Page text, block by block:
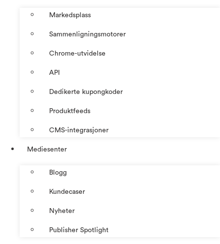
Markedsplass
Sammenligningsmotorer
Chrome-utvidelse
API
Dedikerte kupongkoder
Produktfeeds
CMS-integrasjoner
Mediesenter
Blogg
Kundecaser
Nyheter
Publisher Spotlight